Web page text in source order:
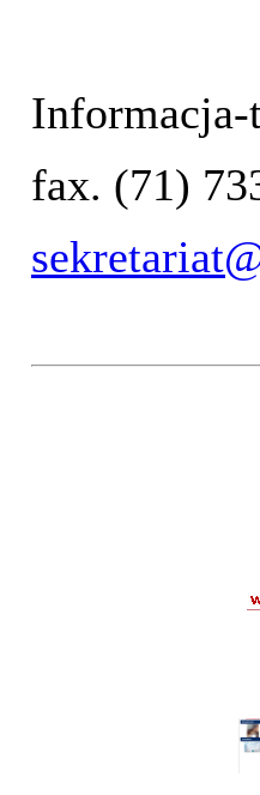
Informacja-
fax. (71)